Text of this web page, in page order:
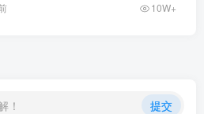
10W+
！ 提交